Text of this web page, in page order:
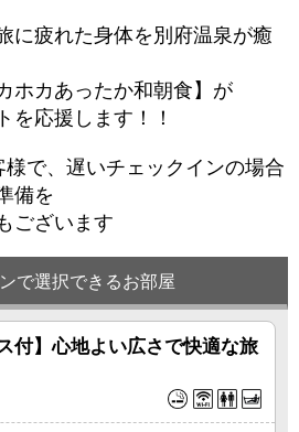
疲れた身体を別府温泉が癒
ホカあったか和朝食】が
を応援します！！
で、遅いチェックインの場合
備を
ございます
で選択できるお部屋
付】心地よい広さで快適な旅